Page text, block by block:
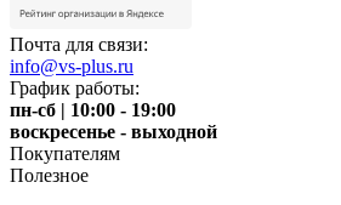
Почта для связи:
info@vs-plus.ru
График работы:
пн-сб | 10:00 - 19:00
воскресенье - выходной
Покупателям
Полезное